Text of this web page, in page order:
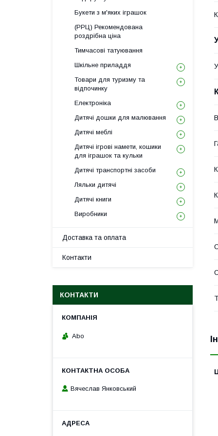
Букети з м'яких іграшок
(РРЦ) Рекомендована
роздрібна ціна
Тимчасові татуювання
Шкільне приладдя
Товари для туризму та
відпочинку
Електроніка
Дитячі дошки для малювання
Дитячі меблі
Дитячі ігрові намети, кошики
для іграшок та кульки
Дитячі транспортні засоби
Ляльки дитячі
Дитячі книги
Виробники
Доставка та оплата
Контакти
КОНТАКТИ
Abo
Вячеслав Янковський